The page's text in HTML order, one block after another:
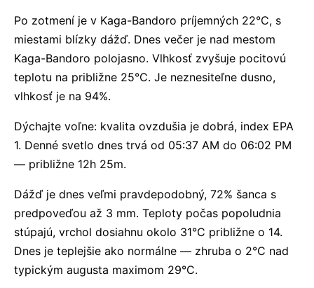
Po zotmení je v Kaga-Bandoro príjemných 22°C, s
miestami blízky dážď. Dnes večer je nad mestom
Kaga-Bandoro polojasno. Vlhkosť zvyšuje pocitovú
teplotu na približne 25°C. Je neznesiteľne dusno,
vlhkosť je na 94%.
Dýchajte voľne: kvalita ovzdušia je dobrá, index EPA
1. Denné svetlo dnes trvá od 05:37 AM do 06:02 PM
— približne 12h 25m.
Dážď je dnes veľmi pravdepodobný, 72% šanca s
predpoveďou až 3 mm. Teploty počas popoludnia
stúpajú, vrchol dosiahnu okolo 31°C približne o 14.
Dnes je teplejšie ako normálne — zhruba o 2°C nad
typickým augusta maximom 29°C.